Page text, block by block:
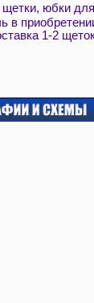
юбки
1-2